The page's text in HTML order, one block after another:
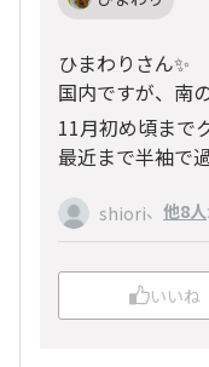
ひまわりさん✨️
国内ですが、南
11月初め頃まで
最近まで半袖で
shiori、 他8人
いいね